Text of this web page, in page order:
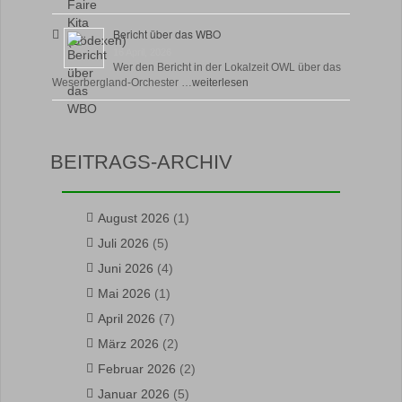
Bericht über das WBO
Wer den Bericht in der Lokalzeit OWL über das
Weserbergland-Orchester …weiterlesen
BEITRAGS-ARCHIV
August 2026 (1)
Juli 2026 (5)
Juni 2026 (4)
Mai 2026 (1)
April 2026 (7)
März 2026 (2)
Februar 2026 (2)
Januar 2026 (5)